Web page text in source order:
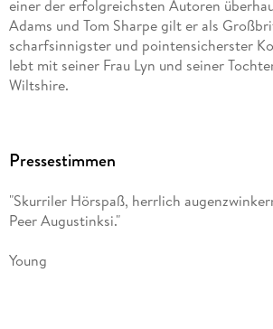
einer der erfolgreichsten Autoren
Adams und Tom Sharpe gilt er als
scharfsinnigster und pointensicherster
lebt mit seiner Frau Lyn und seiner
Wiltshire.
Pressestimmen
"Skurriler Hörspaß, herrlich
Peer Augustinksi."
Young